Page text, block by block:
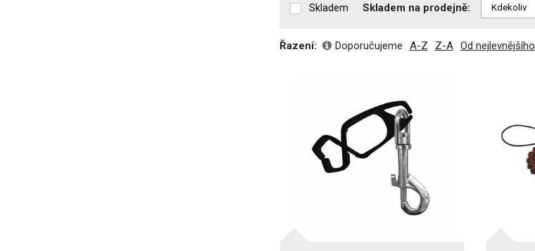
Skladem Skladem na prodejně:
Řazení: Doporučujeme A-Z Z-A Od nejlevnějšího